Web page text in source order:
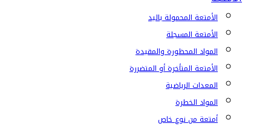
الأمتعة المحمولة باليد
الأمتعة المسجلة
المواد المحظورة والمقيدة
الأمتعة المتأخرة أو المتضررة
المعدات الرياضية
المواد الخطرة
أمتعة من نوع خاص